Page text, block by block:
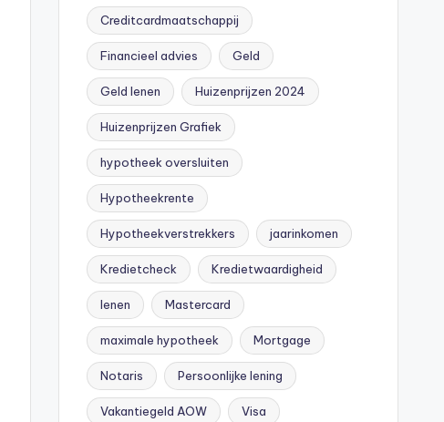
Creditcardmaatschappij
Financieel advies Geld
Geld lenen Huizenprijzen 2024
Huizenprijzen Grafiek
hypotheek oversluiten
Hypotheekrente
Hypotheekverstrekkers jaarinkomen
Kredietcheck Kredietwaardigheid
lenen Mastercard
maximale hypotheek Mortgage
Notaris Persoonlijke lening
Vakantiegeld AOW Visa